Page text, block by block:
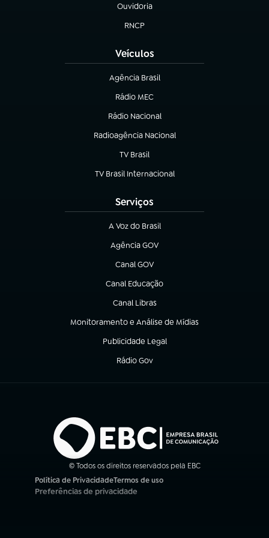
Ouvidoria
(abre em nova aba)
RNCP
(abre em nova aba)
Veículos
Agência Brasil
(abre em nova aba)
Rádio MEC
Rádio Nacional
(abre em nova aba)
Radioagência Nacional
(abre em nova aba)
TV Brasil
(abre em nova aba)
TV Brasil Internacional
(abre em nova aba)
Serviços
A Voz do Brasil
(abre em nova aba)
Agência GOV
(abre em nova aba)
Canal GOV
(abre em nova aba)
Canal Educação
(abre em nova aba)
Canal Libras
(abre em nova aba)
Monitoramento e Análise de Mídias
(abre em nova aba)
Publicidade Legal
(abre em nova aba)
Rádio Gov
(abre em nova aba)
© Todos os direitos reservados pela EBC
Política de Privacidade
(abre em nova aba)
Termos de uso
(abre em nova aba)
Preferências de privacidade